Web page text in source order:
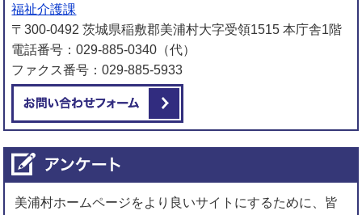
福祉介護課
〒300-0492 茨城県稲敷郡美浦村大字受領1515 本庁舎1階
電話番号：029-885-0340（代）
ファクス番号：029-885-5933
美浦村ホームページをより良いサイトにするために、皆